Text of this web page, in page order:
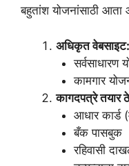
बहुतांश योजनांसाठी
अधिकृत वेबसाइट:
सर्वसाधारण
कामगार
कागदपत्रे तयार
आधार
बँक पासबुक
रहिवासी